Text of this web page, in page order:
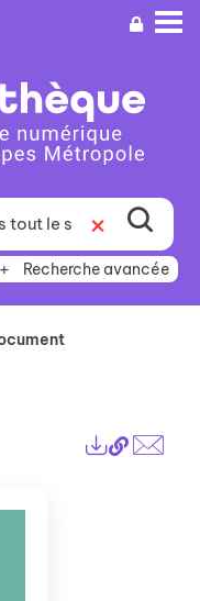
Recherche avancée
Lien